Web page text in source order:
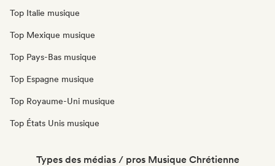
Top Italie musique
Top Mexique musique
Top Pays-Bas musique
Top Espagne musique
Top Royaume-Uni musique
Top États Unis musique
Types des médias / pros Musique Chrétienne